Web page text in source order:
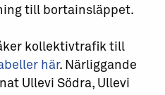
till bortainsläppet.
kollektivtrafik till
här. Närliggande
Ullevi Södra, Ullevi